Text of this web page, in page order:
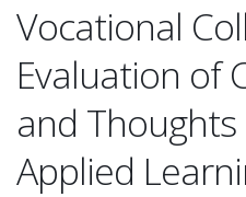
Vocational
Evaluation of
and
Applied